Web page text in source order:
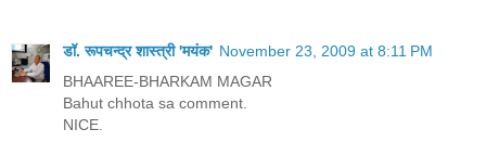
डॉ. रूपचन्द्र शास्त्री 'मयंक' November 23, 2009 at 8:11 PM
BHAAREE-BHARKAM MAGAR
Bahut chhota sa comment.
NICE.